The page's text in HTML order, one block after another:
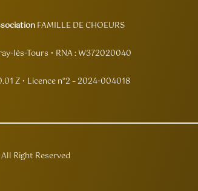
FAMILLE DE CHOEURS
lès-Tours • RNA : W372020040
Z • Licence n°2 – 2024-004018
Right Reserved